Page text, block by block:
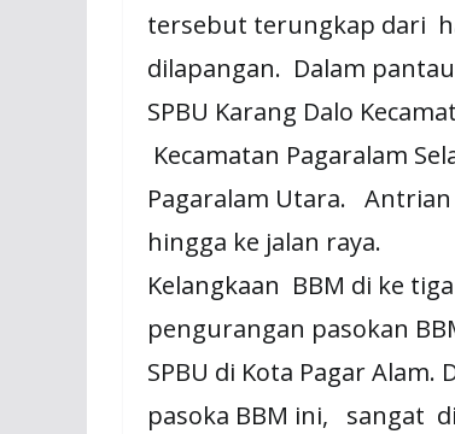
tersebut terungkap dari
dilapangan. Dalam
SPBU Karang Dalo
Kecamatan Pagaralam
Pagaralam Utara.
hingga ke jalan raya.
Kelangkaan BBM di ke
pengurangan pasokan
SPBU di Kota Pagar
pasoka BBM ini, sangat